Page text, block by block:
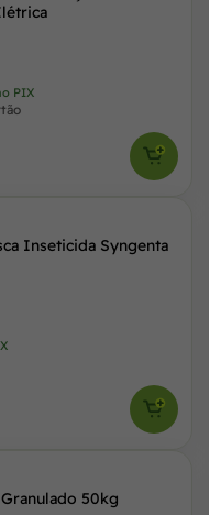
PIX
Inseticida Syngenta
50kg